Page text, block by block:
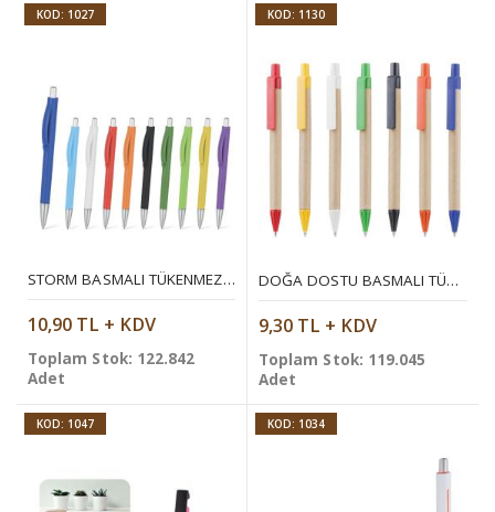
KOD: 1027
STORM BASMALI TÜKENMEZ KALEM
10,90 TL + KDV
Toplam Stok: 122.842
Adet
KOD: 1130
DOĞA DOSTU BASMALI TÜKENMEZ KALEM
9,30 TL + KDV
Toplam Stok: 119.045
Adet
KOD: 1047 KOD: 1034